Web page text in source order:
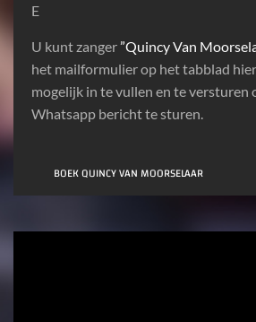
E
U kunt zanger”Quincy Van
het mailformulier op het tabblad
mogelijk in te vullen en te versturen
Whatsapp bericht te sturen.
BOEK QUINCY VAN MOORSELAAR